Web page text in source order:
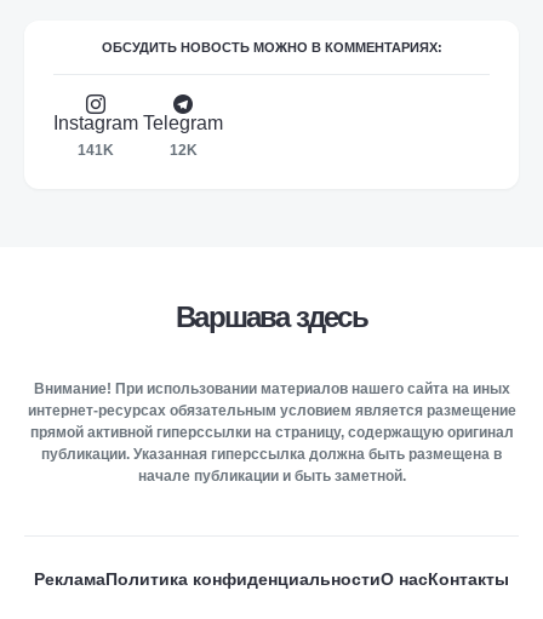
ОБСУДИТЬ НОВОСТЬ МОЖНО В КОММЕНТАРИЯХ:
Instagram
141K
Telegram
12K
Варшава здесь
Внимание! При использовании материалов нашего сайта на иных
интернет-ресурсах обязательным условием является размещение
прямой активной гиперссылки на страницу, содержащую оригинал
публикации. Указанная гиперссылка должна быть размещена в
начале публикации и быть заметной.
РекламаПолитика конфиденциальностиО насКонтакты